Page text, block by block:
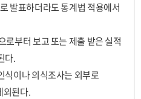
발표하더라도 통계법 적용에서
부터 보고 또는 제출 받은 실적
다.
식이나 의식조사는 외부로
외된다.